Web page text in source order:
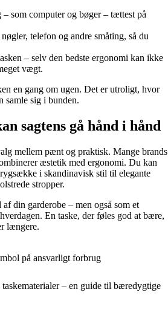
som computer og bøger – tættest på
telefon og andre småting, så du
– selv den bedste ergonomi kan ikke
vægt.
en gang om ugen. Det er utroligt, hvor
samle sig i bunden.
sagtens gå hånd i hånd
mellem pænt og praktisk. Mange brands
æstetik med ergonomi. Du kan
i skandinavisk stil til elegante
stropper.
din garderobe – men også som et
En taske, der føles god at bære,
længere.
på ansvarligt forbrug
– en guide til bæredygtige